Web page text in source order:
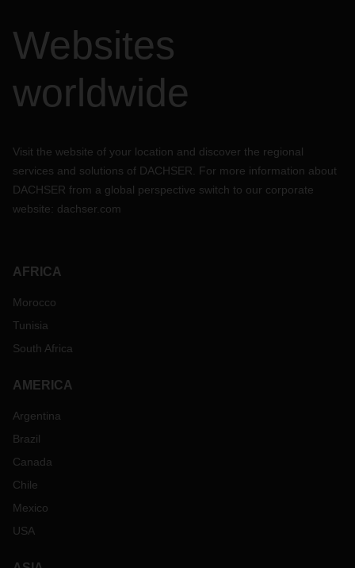
Websites
worldwide
Visit the website of your location and discover the regional
services and solutions of DACHSER. For more information about
DACHSER from a global perspective switch to our corporate
website: dachser.com
AFRICA
Morocco
Tunisia
South Africa
AMERICA
Argentina
Brazil
Canada
Chile
Mexico
USA